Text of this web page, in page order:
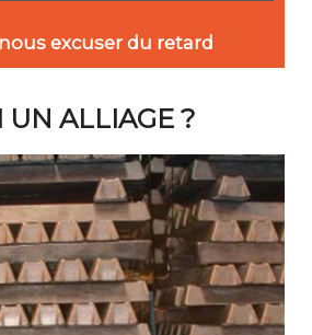
UN ALLIAGE ?
excuser du retard